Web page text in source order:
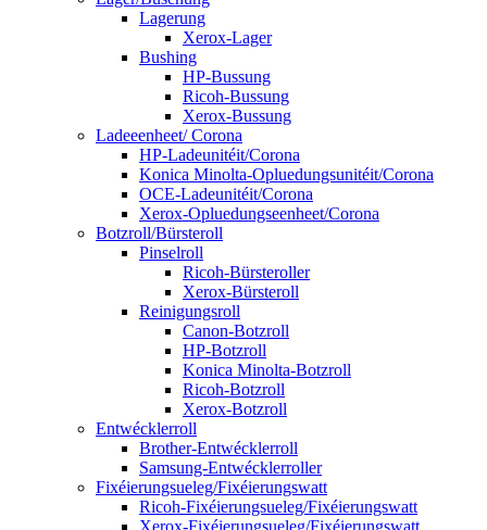
Lagerung
Xerox-Lager
Bushing
HP-Bussung
Ricoh-Bussung
Xerox-Bussung
Ladeeenheet/ Corona
HP-Ladeunitéit/Corona
Konica Minolta-Opluedungsunitéit/Corona
OCE-Ladeunitéit/Corona
Xerox-Opluedungseenheet/Corona
Botzroll/Bürsteroll
Pinselroll
Ricoh-Bürsteroller
Xerox-Bürsteroll
Reinigungsroll
Canon-Botzroll
HP-Botzroll
Konica Minolta-Botzroll
Ricoh-Botzroll
Xerox-Botzroll
Entwécklerroll
Brother-Entwécklerroll
Samsung-Entwécklerroller
Fixéierungsueleg/Fixéierungswatt
Ricoh-Fixéierungsueleg/Fixéierungswatt
Xerox-Fixéierungsueleg/Fixéierungswatt